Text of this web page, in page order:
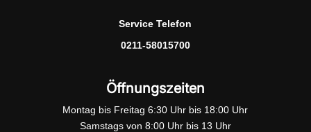
Service Telefon
0211-58015700
Öffnungszeiten
Montag bis Freitag 6:30 Uhr bis 18:00 Uhr
Samstags von 8:00 Uhr bis 13 Uhr